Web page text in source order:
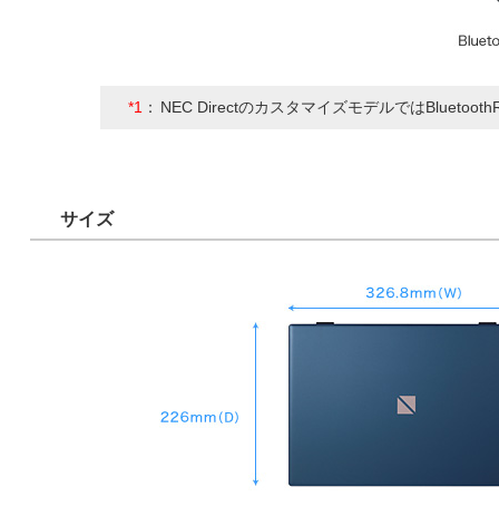
*1 ： NEC Directのカスタマイズモデルでは
サイズ